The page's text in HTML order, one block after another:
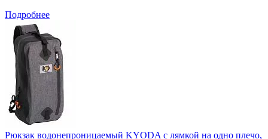
Подробнее
Рюкзак водонепроницаемый KYODA с лямкой на одно плечо,